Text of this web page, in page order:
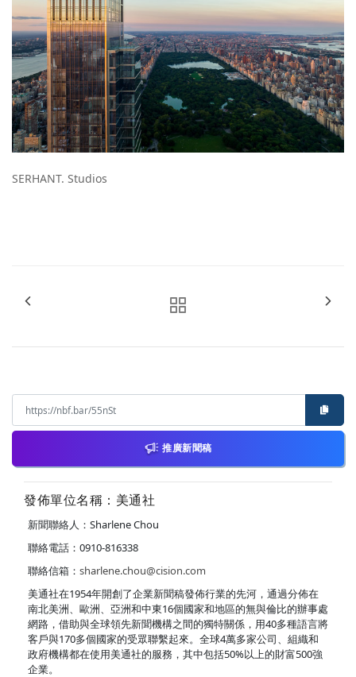
SERHANT. Studios
推廣新聞稿
發佈單位名稱：美通社
新聞聯絡人：Sharlene Chou
聯絡電話：0910-816338
聯絡信箱： sharlene.chou@cision.com
美通社在1954年開創了企業新聞稿發佈行業的先河，通過分佈在
南北美洲、歐洲、亞洲和中東16個國家和地區的無與倫比的辦事處
網路，借助與全球領先新聞機構之間的獨特關係，用40多種語言將
客戶與170多個國家的受眾聯繫起來。全球4萬多家公司、組織和
政府機構都在使用美通社的服務，其中包括50%以上的財富500強
企業。